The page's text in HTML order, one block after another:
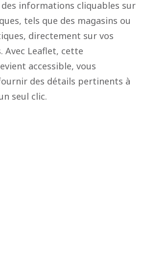
informations cliquables sur
tels que des magasins ou
directement sur vos
Avec Leaflet, cette
accessible, vous
des détails pertinents à
seul clic.